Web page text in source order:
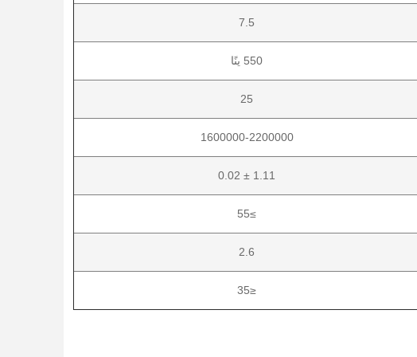
7.5
550 ينًا
25
1600000-2200000
1.11 ± 0.02
≥55
2.6
≤35